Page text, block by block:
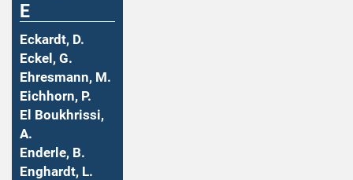
E
Eckardt, D.
Eckel, G.
Ehresmann, M.
Eichhorn, P.
El Boukhrissi,
A.
Enderle, B.
Enghardt, L.